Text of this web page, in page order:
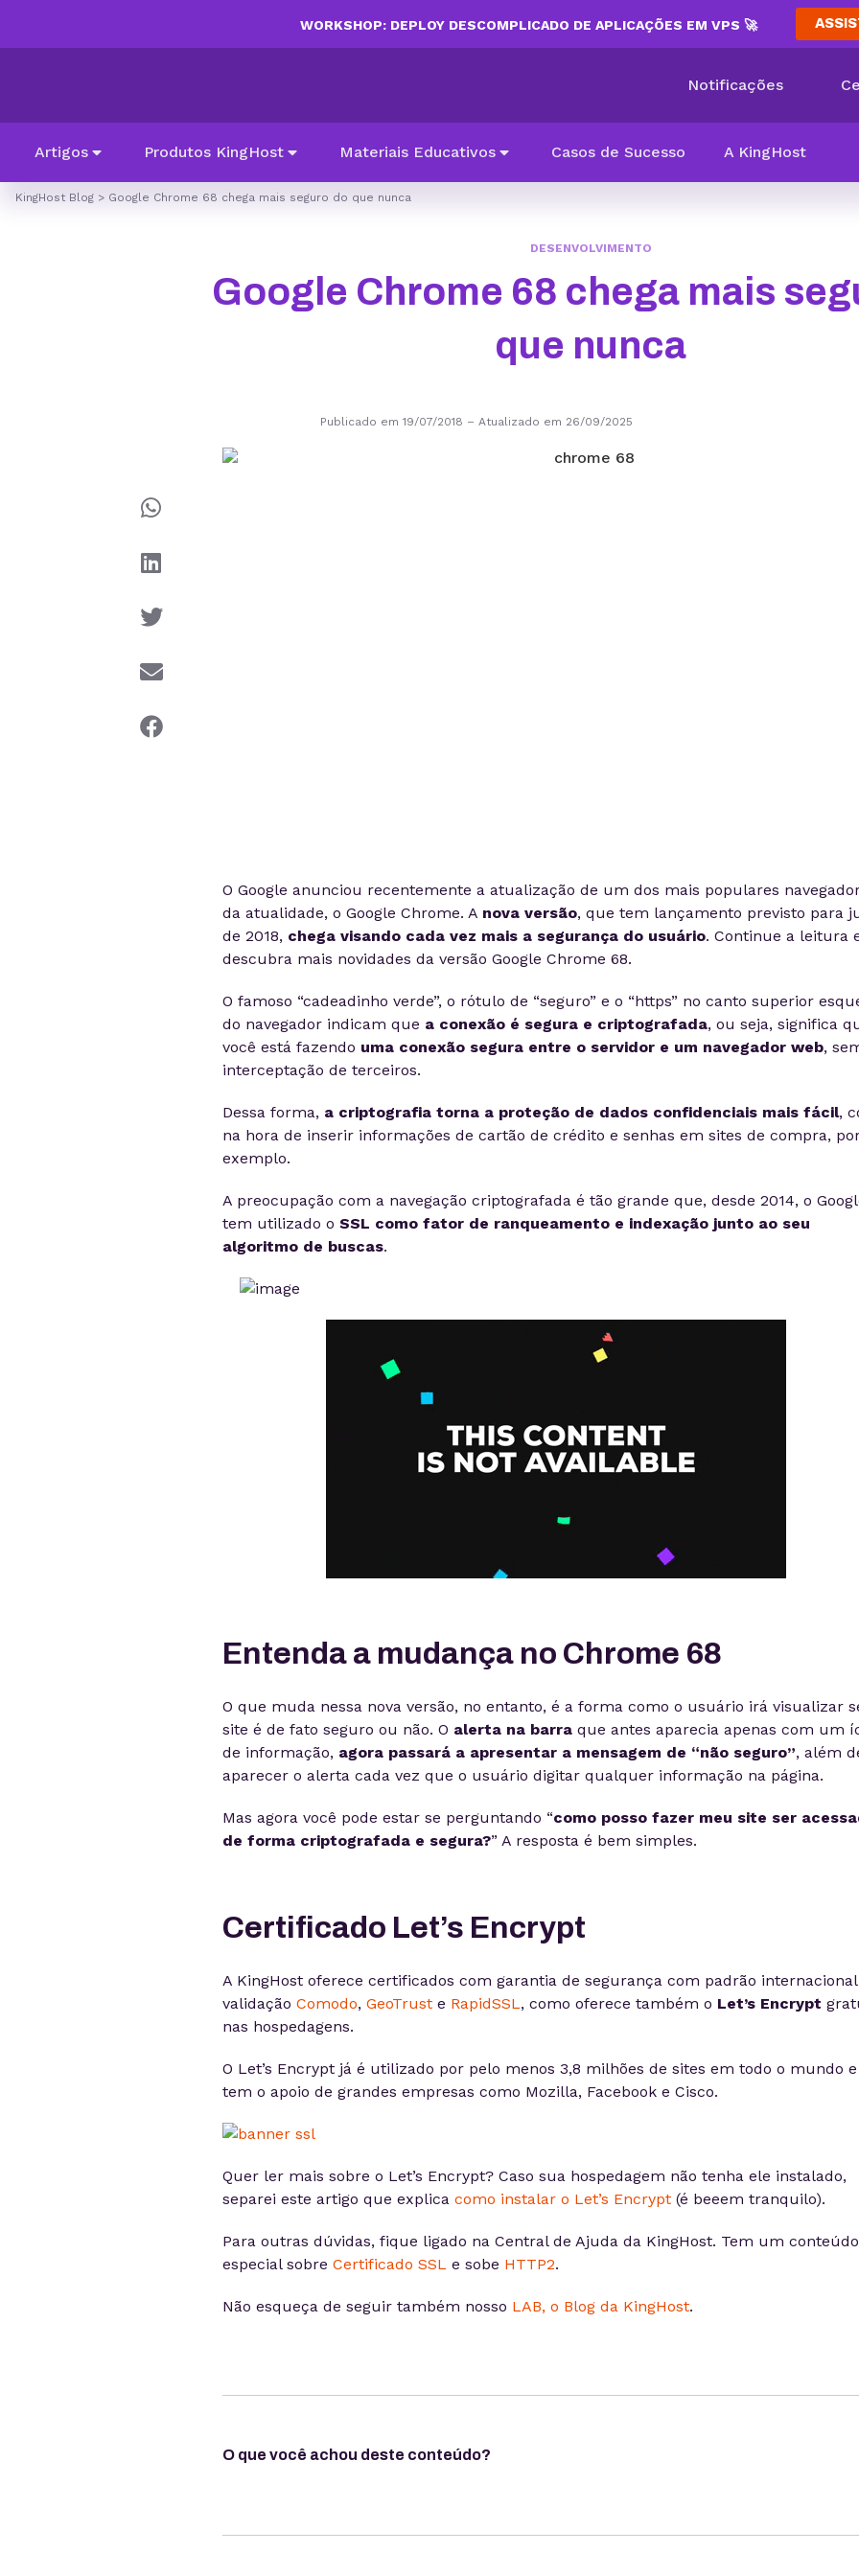
WORKSHOP: DEPLOY DESCOMPLICADO DE APLICAÇÕES EM VPS 🚀
Notificações
Artigos Produtos KingHost Materiais Educativos Casos de Sucesso A KingHost
KingHost Blog > Google Chrome 68 chega mais seguro do que nunca
DESENVOLVIMENTO
Google Chrome 68 chega mais
que nunca
Publicado em 19/07/2018 – Atualizado em 26/09/2025
O Google anunciou recentemente a atualização de um dos mais populares
da atualidade, o Google Chrome. A nova versão, que tem lançamento previsto para
de 2018, chega visando cada vez mais a segurança do usuário. Continue a leitura
descubra mais novidades da versão Google Chrome 68.
O famoso “cadeadinho verde”, o rótulo de “seguro” e o “https” no canto superior
do navegador indicam que a conexão é segura e criptografada, ou seja, significa
você está fazendo uma conexão segura entre o servidor e um navegador web,
interceptação de terceiros.
Dessa forma, a criptografia torna a proteção de dados confidenciais mais fácil,
na hora de inserir informações de cartão de crédito e senhas em sites de compra,
exemplo.
A preocupação com a navegação criptografada é tão grande que, desde 2014, o
tem utilizado o SSL como fator de ranqueamento e indexação junto ao seu
algoritmo de buscas.
Entenda a mudança no Chrome 68
O que muda nessa nova versão, no entanto, é a forma como o usuário irá visualizar
site é de fato seguro ou não. O alerta na barraque antes aparecia apenas com um
de informação, agora passará a apresentar a mensagem de “não seguro”, além
aparecer o alerta cada vez que o usuário digitar qualquer informação na página.
Mas agora você pode estar se perguntando “como posso fazer meu site ser
de forma criptografada e segura?” A resposta é bem simples.
Certificado Let’s Encrypt
A KingHost oferece certificados com garantia de segurança com padrão
validação Comodo, GeoTruste RapidSSL, como oferece também o Let’s Encrypt
nas hospedagens.
O Let’s Encrypt já é utilizado por pelo menos 3,8 milhões de sites em todo o mundo e
tem o apoio de grandes empresas como Mozilla, Facebook e Cisco.
Quer ler mais sobre o Let’s Encrypt? Caso sua hospedagem não tenha ele instalado,
separei este artigo que explica como instalar o Let’s Encrypt(é beeem tranquilo).
Para outras dúvidas, fique ligado na Central de Ajuda da KingHost. Tem um conteúdo
especial sobre Certificado SSLe sobe HTTP2.
Não esqueça de seguir também nosso LAB, o Blog da KingHost.
O que você achou deste conteúdo?